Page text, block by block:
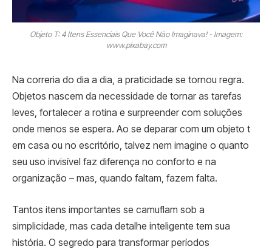
Objeto T: 4 Itens Essenciais Que Você Não Imaginava! - Imagem:
www.pixabay.com
Na correria do dia a dia, a praticidade se tornou regra.
Objetos nascem da necessidade de tornar as tarefas
leves, fortalecer a rotina e surpreender com soluções
onde menos se espera. Ao se deparar com um objeto t
em casa ou no escritório, talvez nem imagine o quanto
seu uso invisível faz diferença no conforto e na
organização – mas, quando faltam, fazem falta.
Tantos itens importantes se camuflam sob a
simplicidade, mas cada detalhe inteligente tem sua
história. O segredo para transformar períodos